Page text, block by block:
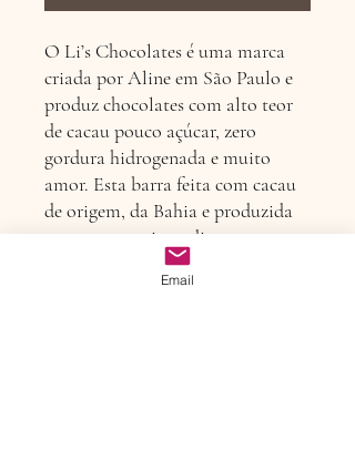
O Li’s Chocolates é uma marca
criada por Aline em São Paulo e
produz chocolates com alto teor
de cacau pouco açúcar, zero
gordura hidrogenada e muito
amor. Esta barra feita com cacau
de origem, da Bahia e produzida
apenas com 3 ingredientes: cacau,
manteiga de cacau e açúcar
Email